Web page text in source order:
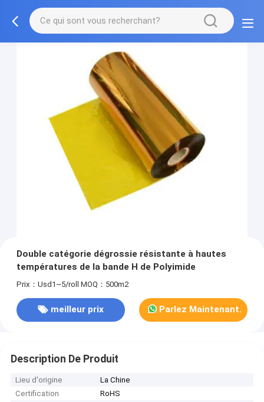
Double catégorie dégrossie résistante à hautes
températures de la bande H de Polyimide
Prix：Usd1~5/roll MOQ：500m2
meilleur prix Parlez Maintenant.
Description De Produit
Lieu d'origine
La Chine
Certification
RoHS